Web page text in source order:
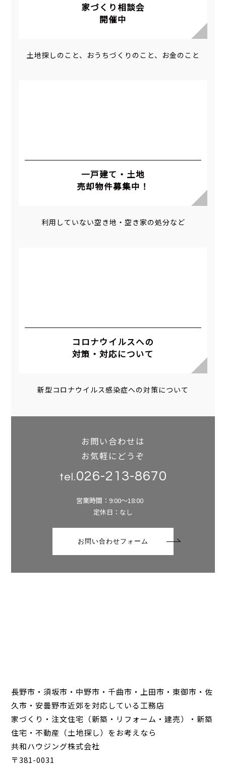
家づくり相談会
開催中
土地探しのこと、おうちづくりのこと、お金のこと
一戸建て・土地
売却物件募集中！
利用していない空き地・空き家の処分など
コロナウイルスへの
対策・対応について
新型コロナウイルス感染症への対策について
お問い合わせは
お気軽にどうぞ
tel.026-213-8670
営業時間：9:00～18:00
定休日：なし
お問い合わせフォーム
長野市・須坂市・中野市・千曲市・上田市・東御市・佐
久市・安曇野市近郊を対応している工務店
家づくり・注文住宅（新築・リフォーム・建売）・新築
住宅・不動産（土地探し）をお考えなら
共和ハウジング株式会社
〒381-0031